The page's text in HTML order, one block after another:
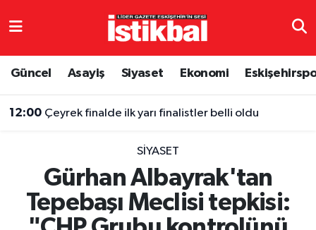
Güncel Asayiş Siyaset Ekonomi
12:00 Çeyrek finalde ilk yarı finalistler belli oldu
SIYASET
Gürhan Albayrak'tan
Tepebaşı Meclisi tepkisi:
Eskişehirspor
Spor
Eskişehir Nöbetçi Eczaneler
TFF 3.Lig 4.Grup Puan Durumu ve Fikstür